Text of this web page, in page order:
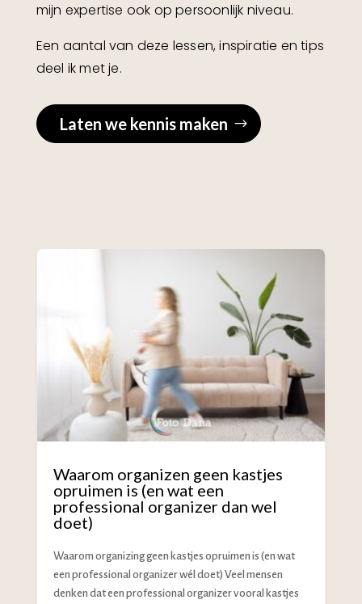
mijn expertise ook op persoonlijk niveau.
Een aantal van deze lessen, inspiratie en tips
deel ik met je.
Laten we kennis maken
Waarom organizen geen kastjes
opruimen is (en wat een
professional organizer dan wel
doet)
Waarom organizing geen kastjes opruimen is (en wat
een professional organizer wél doet) Veel mensen
denken dat een professional organizer vooral kastjes